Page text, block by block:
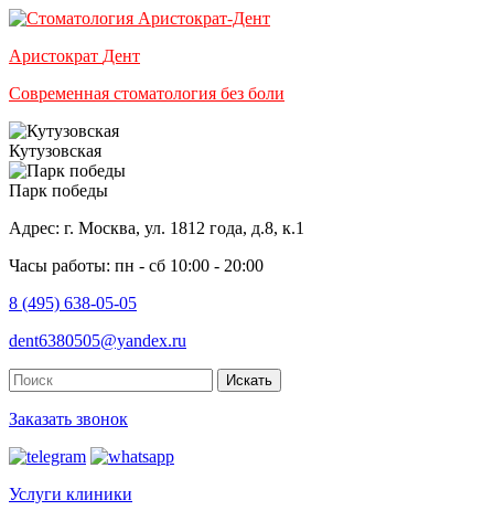
Аристократ Дент
Современная стоматология без боли
Кутузовская
Парк победы
Адрес: г. Москва, ул. 1812 года, д.8, к.1
Часы работы: пн - сб 10:00 - 20:00
8 (495) 638-05-05
dent6380505@yandex.ru
Искать
Заказать звонок
Услуги клиники